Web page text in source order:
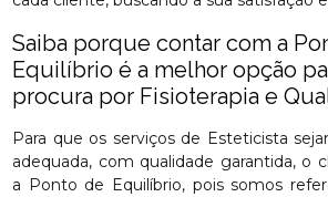
Saiba porque contar com a
Equilíbrio é a melhor opção
procura por Fisioterapia e
Para que os serviços de Esteticista
adequada, com qualidade garantida, o
a Ponto de Equilíbrio, pois somos